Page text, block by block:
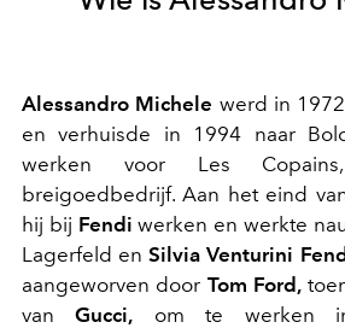
Alessandro Michele werd in
en verhuisde in 1994 naar
werken voor Les
breigoedbedrijf. Aan het eind
hij bij Fendi werken en werkte
Lagerfeld enSilvia Venturini
aangeworven door Tom Ford,
vanGucci, om te werken